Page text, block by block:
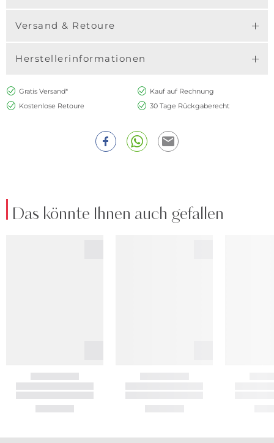
Versand & Retoure
Herstellerinformationen
Gratis Versand*
Kauf auf Rechnung
Kostenlose Retoure
30 Tage Rückgaberecht
Das könnte Ihnen auch gefallen